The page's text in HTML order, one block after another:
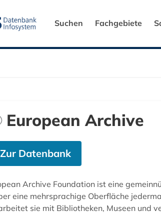
Suchen Fachgebiete
European Archive
Zur Datenbank
Archive Foundation ist eine
eine mehrsprachige Oberfläche
sie mit Bibliotheken, Museen und